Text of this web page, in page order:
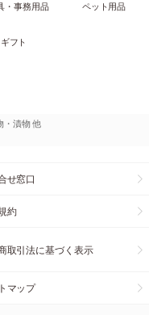
・事務用品 ペット用品
ギフト
・漬物 他
せ窓口
約
取引法に基づく表示
マップ